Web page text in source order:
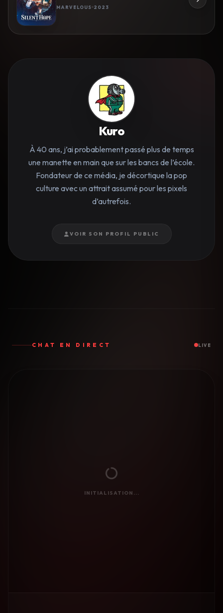
MARVELOUS 2023
Kuro
À 40 ans, j’ai probablement passé plus de temps
une manette en main que sur les bancs de l’école.
Fondateur de ce média, je décortique la pop
culture avec un attrait assumé pour les pixels
d’autrefois.
VOIR SON PROFIL PUBLIC
CHAT EN DIRECT LIVE
INITIALISATION...